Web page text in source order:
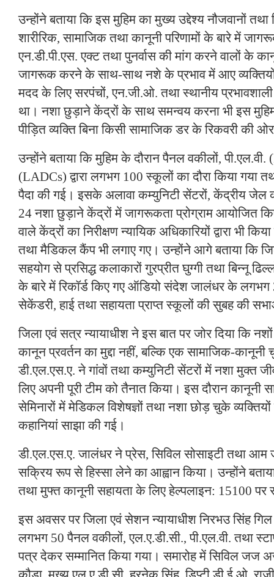
उन्होंने बताया कि इस मुहिम का मुख्य उद्देश्य नौजवानों तथा
शारीरिक, सामाजिक तथा कानूनी परिणामों के बारे में
एन.डी.पी.एस. एक्ट तथा पुनर्वास की मांग करने वालों के
जागरूक करने के साथ-साथ नशे के प्रभाव में आए
मदद के लिए सरपंचों, एन.जी.ओ. तथा स्थानीय
था। नशा छुड़ाने केंद्रों के साथ समन्वय करना भी इस मुहिम
पीड़ित व्यक्ति बिना किसी सामाजिक डर के रिकवरी की
उन्होंने बताया कि मुहिम के दौरान पैनल वकीलों,
(LADCs) द्वारा लगभग 100 स्कूलों का दौरा किया गया
पैदा की गई। इसके अलावा कम्युनिटी सेंटरों, केंद्रीय
24 नशा छुड़ाने केंद्रों में जागरूकता प्रोग्राम आयोजित
वाले केंद्रों का निरीक्षण न्यायिक अधिकारियों द्वारा भी
तथा मैडिकल कैंप भी लगाए गए। उन्होंने आगे बताया कि
सहयोग से प्रसिद्ध कलाकारों गुरप्रीत घुग्गी तथा बिन्नू
के बारे में रिकॉर्ड किए गए ऑडियो संदेश जालंधर के लगभग
सेकेंडरी, हाई तथा सहायता प्राप्त स्कूलों की सुबह की
जिला एवं सत्र न्यायाधीश ने इस बात पर जोर दिया कि
कानून प्रवर्तन का मुद्दा नहीं, बल्कि एक सामाजिक-कानूनी
डी.एल.एस.ए. ने गांवों तथा कम्युनिटी सेंटरों में नशा मुक्त
लिए अपनी पूरी टीम को तैनात किया। इस दौरान कानूनी
सेमिनारों में मेडिकल विशेषज्ञों तथा नशा छोड़ चुके व्यक्तियों
कहानियां साझा की गई।
डी.एल.एस.ए. जालंधर ने प्रेस, सिविल सोसाइटी तथा आम
सक्रिय रूप से हिस्सा लेने का आह्वान किया। उन्होंने
तथा मुफ्त कानूनी सहायता के लिए हेल्पलाइन: 15100 पर
इस अवसर पर जिला एवं सेशन न्यायाधीश निरभउ सिंह गिल
लगभग 50 पैनल वकीलों, एल.ए.डी.सी., पी.एल.वी. तथा
पत्र देकर सम्मानित किया गया। समारोह में सिविल जज